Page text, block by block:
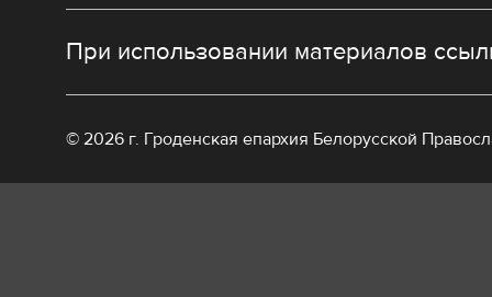
При использовании материалов
© 2026 г. Гроденская епархия Белорусской